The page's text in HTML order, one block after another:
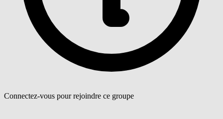
Connectez-vous pour rejoindre ce groupe